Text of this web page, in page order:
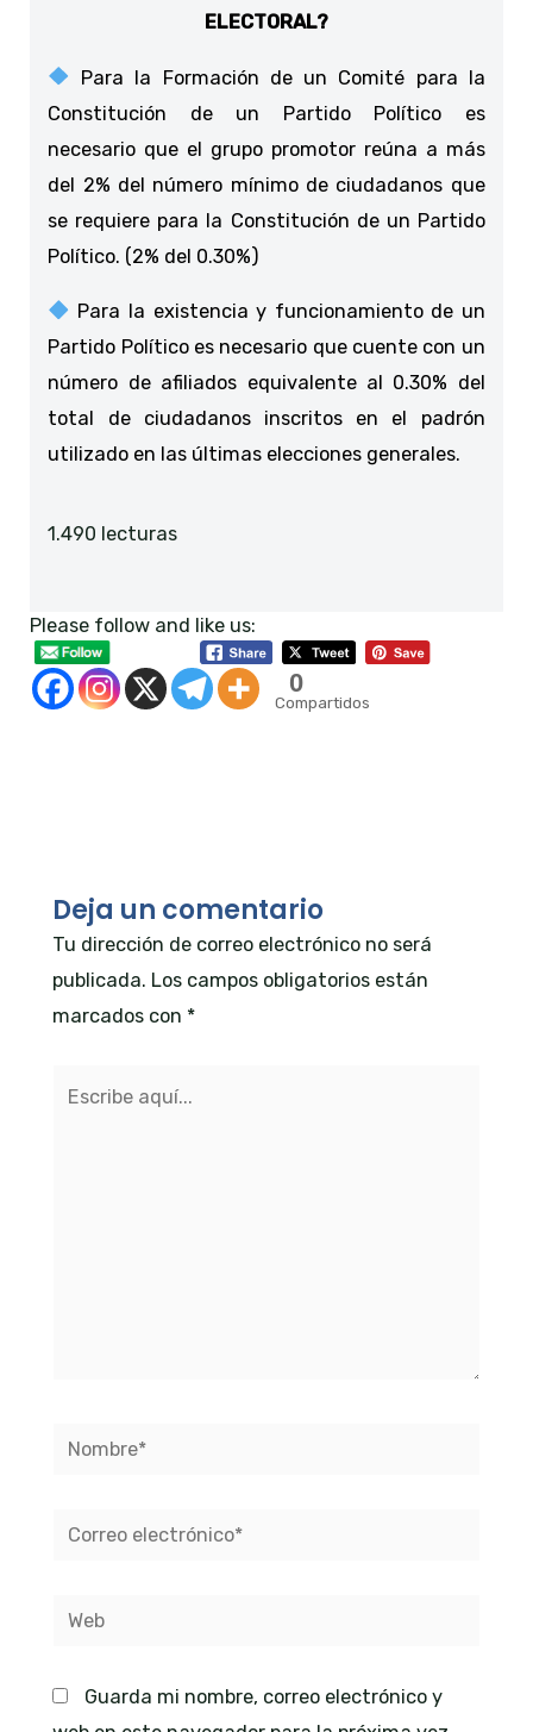
ELECTORAL?
Para la Formación de un Comité para la
Constitución de un Partido Político es
necesario que el grupo promotor reúna a más
del 2% del número mínimo de ciudadanos que
se requiere para la Constitución de un Partido
Político. (2% del 0.30%)
Para la existencia y funcionamiento de un
Partido Político es necesario que cuente con un
número de afiliados equivalente al 0.30% del
total de ciudadanos inscritos en el padrón
utilizado en las últimas elecciones generales.
1.490 lecturas
Please follow and like us:
0
Compartidos
Deja un comentario
Tu dirección de correo electrónico no será
publicada. Los campos obligatorios están
marcados con *
Nombre*
Correo
Web
Guarda mi nombre, correo electrónico y